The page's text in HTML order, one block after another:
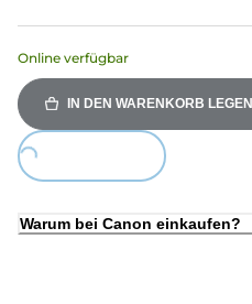
Online verfügbar
IN DEN WARENKORB LEGEN
Loading...
Warum bei Canon einkaufen?